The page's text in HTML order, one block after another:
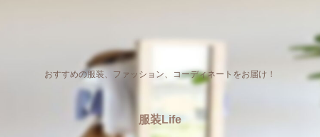
おすすめの服装、ファッション、コーディネートをお届け！
服装Life